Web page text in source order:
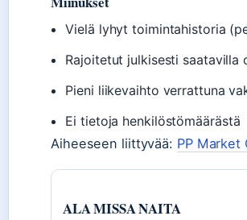
Vielä lyhyt toimintahistoria
Rajoitetut julkisesti saatavilla
Pieni liikevaihto verrattuna
Ei tietoja henkilöstömäärästä
Aiheeseen liittyvää: PP Market
ALA MISSA NAITA